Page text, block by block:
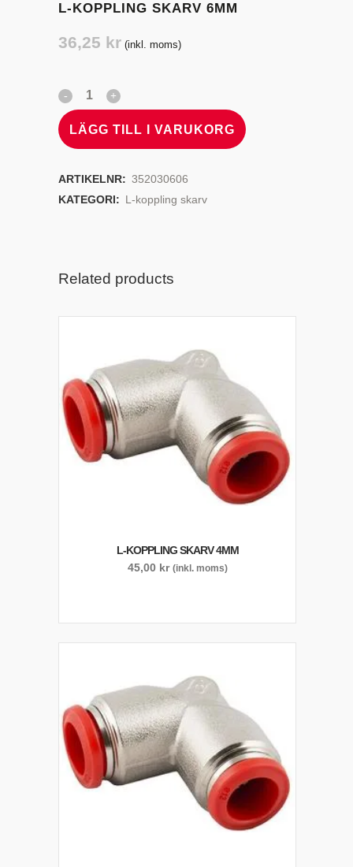
L-KOPPLING SKARV 6MM
36,25 kr (inkl. moms)
LÄGG TILL I VARUKORG
ARTIKELNR: 352030606
KATEGORI: L-koppling skarv
Related products
L-KOPPLING SKARV 4MM
45,00 kr (inkl. moms)